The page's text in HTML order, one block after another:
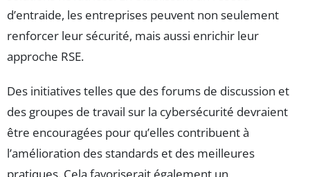
d’entraide, les entreprises peuvent non seulement
renforcer leur sécurité, mais aussi enrichir leur
approche RSE.
Des initiatives telles que des forums de discussion et
des groupes de travail sur la cybersécurité devraient
être encouragées pour qu’elles contribuent à
l’amélioration des standards et des meilleures